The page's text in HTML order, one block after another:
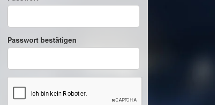
Passwort bestätigen